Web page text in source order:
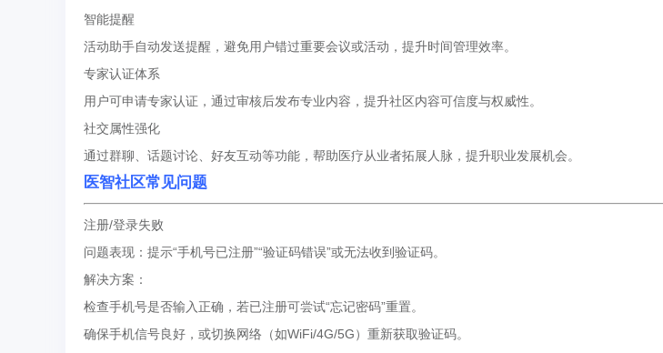
智能提醒
活动助手自动发送提醒，避免用户错过重要会议或活动，提升时间管理效率。
专家认证体系
用户可申请专家认证，通过审核后发布专业内容，提升社区内容可信度与权威性。
社交属性强化
通过群聊、话题讨论、好友互动等功能，帮助医疗从业者拓展人脉，提升职业发展机会。
医智社区常见问题
注册/登录失败
问题表现：提示“手机号已注册”“验证码错误”或无法收到验证码。
解决方案：
检查手机号是否输入正确，若已注册可尝试“忘记密码”重置。
确保手机信号良好，或切换网络（如WiFi/4G/5G）重新获取验证码。